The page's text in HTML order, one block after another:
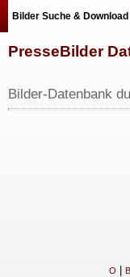
Bilder Suche & Download
PresseBilder
Bilder-Datenbank
O B